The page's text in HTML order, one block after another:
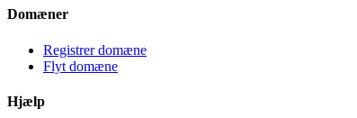
Domæner
Registrer domæne
Flyt domæne
Hjælp